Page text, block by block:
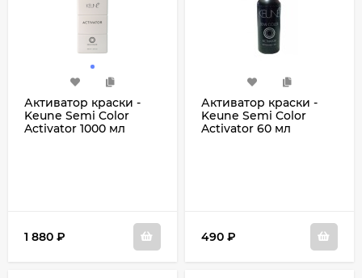
Активатор краски -
Keune Semi Color
Activator 1000 мл
1 880 ₽
Активатор краски -
Keune Semi Color
Activator 60 мл
490 ₽